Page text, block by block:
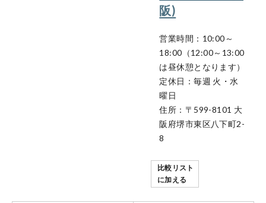
阪)
営業時間：10:00～
18:00（12:00～13:00
は昼休憩となります）
定休日：毎週 火・水
曜日
住所：〒599-8101 大
阪府堺市東区八下町2-
8
比較リスト
に加える